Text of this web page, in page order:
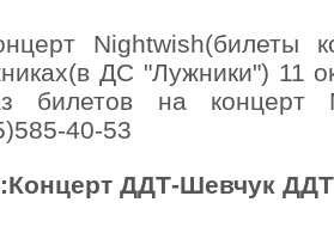
Nightwish(билеты
ДС "Лужники") 11
билетов на концерт
40-53
ДДТ-Шевчук